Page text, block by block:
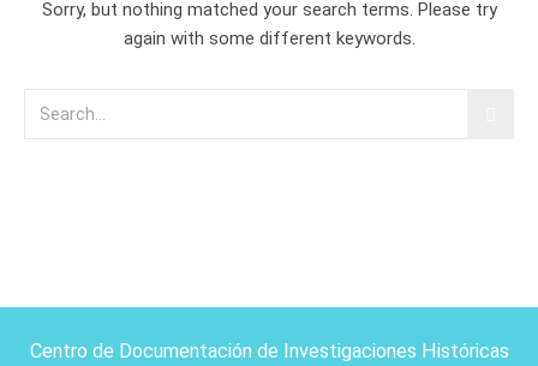
Sorry, but nothing matched your search terms. Please try
again with some different keywords.
Centro de Documentación de Investigaciones Históricas